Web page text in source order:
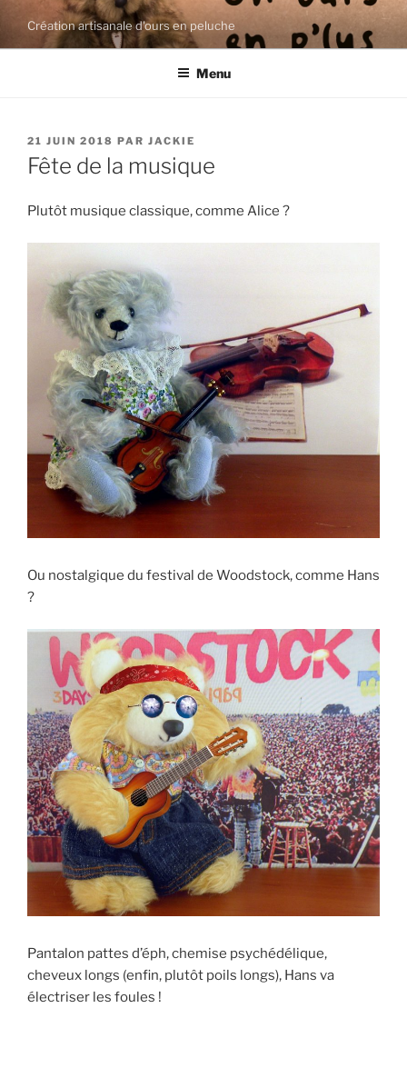
contenu
Création artisanale d'ours en peluche
Menu
PUBLIÉ
LE
21 JUIN 2018 PAR JACKIE
Fête de la musique
Plutôt musique classique, comme Alice ?
Ou nostalgique du festival de Woodstock, comme Hans
?
Pantalon pattes d’éph, chemise psychédélique,
cheveux longs (enfin, plutôt poils longs), Hans va
électriser les foules !